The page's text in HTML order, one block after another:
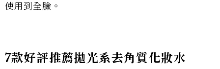
使用到全臉。
7款好評推薦拋光系去角質化妝水